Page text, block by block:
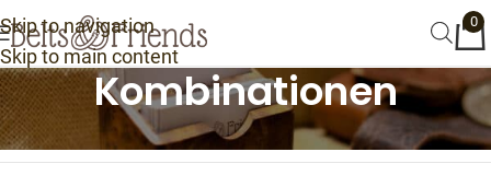
Skip to navigation
Skip to main content
0
Kombinationen
Start Kombinationen